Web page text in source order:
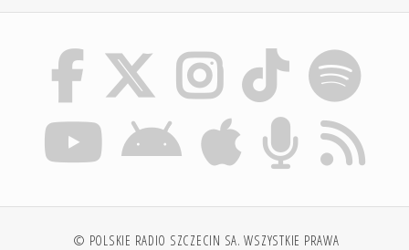
© POLSKIE RADIO SZCZECIN SA. WSZYSTKIE PRAWA